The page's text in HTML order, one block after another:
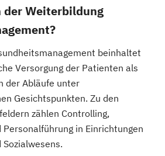
(IHK)
Gesundheits- und
Ernährungsberater
für Prävention und
(IHK)
im Betrieblichen
der Weiterbildung
beinhaltet
Versorgung der Patienten als
der Abläufe unter
Gesichtspunkten. Zu den
zählen Controlling,
in Einrichtungen